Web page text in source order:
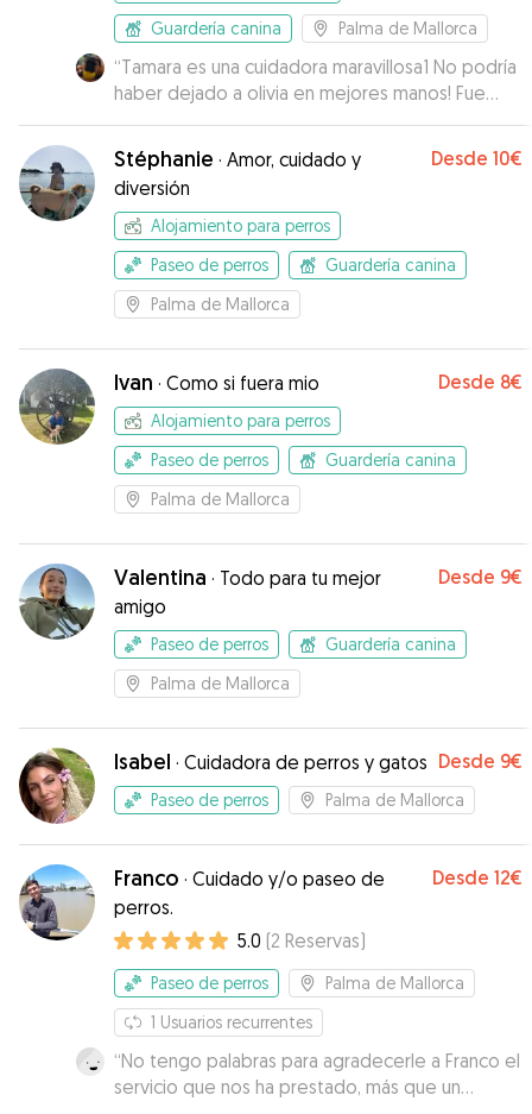
Guardería canina
Palma de Mallorca
“Tamara es una cuidadora maravillosa1 No podría
haber dejado a olivia en mejores manos! Fue
como dejarla en casa! Recibí mil fotitos, ella
estuvo mimadísima y cuidada como una más de
la familia y su perrita Bamba fue la perfecta
hermana mayor!
Stéphanie · Amor, cuidado y
diversión
Desde 10€
Alojamiento para perros
Paseo de perros
Guardería canina
Palma de Mallorca
Ivan · Como si fuera mio Desde 8€
Alojamiento para perros
Paseo de perros
Guardería canina
Palma de Mallorca
Valentina · Todo para tu mejor
amigo
Desde 9€
Paseo de perros
Guardería canina
Palma de Mallorca
Isabel · Cuidadora de perros y gatos Desde 9€
Paseo de perros Palma de Mallorca
Franco · Cuidado y/o paseo de
perros.
Desde 12€
5.0 (2 Reservas)
Paseo de perros
Palma de Mallorca
1 Usuarios recurrentes
“No tengo palabras para agradecerle a Franco el
servicio que nos ha prestado, más que un